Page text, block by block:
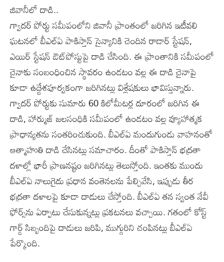
జివానీలో దాడి..
గ్వాదర్‌ పోర్టు సమీపంలోని జివానీ ప్రాంతంలో జరిగిన ఇటీవలి
ఘటనలో బీఎల్‌ఏ పాకిస్తాన్‌ సైన్యానికి చెందిన రాడార్‌ స్టేషన్,
ఎయిర్‌ స్టేషన్‌ ఔట్‌పోస్టుపై దాడి చేసింది. ఈ ప్రాంతానికి సమీపంలో
చైనాకు సంబంధించిన స్థావరం ఉండటం వల్ల ఈ దాడి చైనాపై
కూడా ఉద్దేశపూర్వకంగా జరిగినట్లు విశ్లేషకులు భావిస్తున్నారు.
గ్వాదర్‌ పోర్టుకు సుమారు 60 కిలోమీటర్ల దూరంలో జరిగిన ఈ
దాడి, హార్ముజ్‌ జలసంధికి సమీపంలో ఉండటం వల్ల వ్యూహాత్మక
ప్రాధాన్యతను సంతరించుకుంది. బీఎల్‌ఏ మందుగుండు వాహనంతో
ఆత్మాహుతి దాడి చేసినట్లు సమాచారం. దీంతో పాకిస్తాన్‌ భద్రతా
దళాల్లో భారీ ప్రాణనష్టం జరిగినట్లు తెలుస్తోంది. ఇంతకు ముందు
బీఎల్‌ఏ నాలుగైదు ప్రధాన వంతెనలను పేల్చివేసి, ఇప్పుడు తీర
భద్రతా దళాలపై కూడా దాడులు చేస్తోంది. బీఎల్‌ఏ తన స్వంత నేవీ
ఫోర్స్‌ను ఏర్పాటు చేసుకున్నట్లు ప్రకటనలు వచ్చాయి. గతంలో కోస్ట్‌
గార్డ్‌ సిబ్బందిపై దాడులు జరిపి, ముగ్గురిని చంపినట్లు బీఎల్‌ఏ
పేర్కొంది.